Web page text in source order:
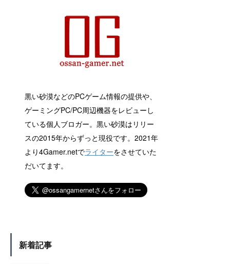
黒い砂漠などのPCゲーム情報の提供や、
ゲーミングPC/PC周辺機器をレビューし
ている個人ブロガー。黒い砂漠はリリー
スの2015年からずっと現役です。2021年
より4Gamer.netでライターをさせていた
だいてます。
新着記事